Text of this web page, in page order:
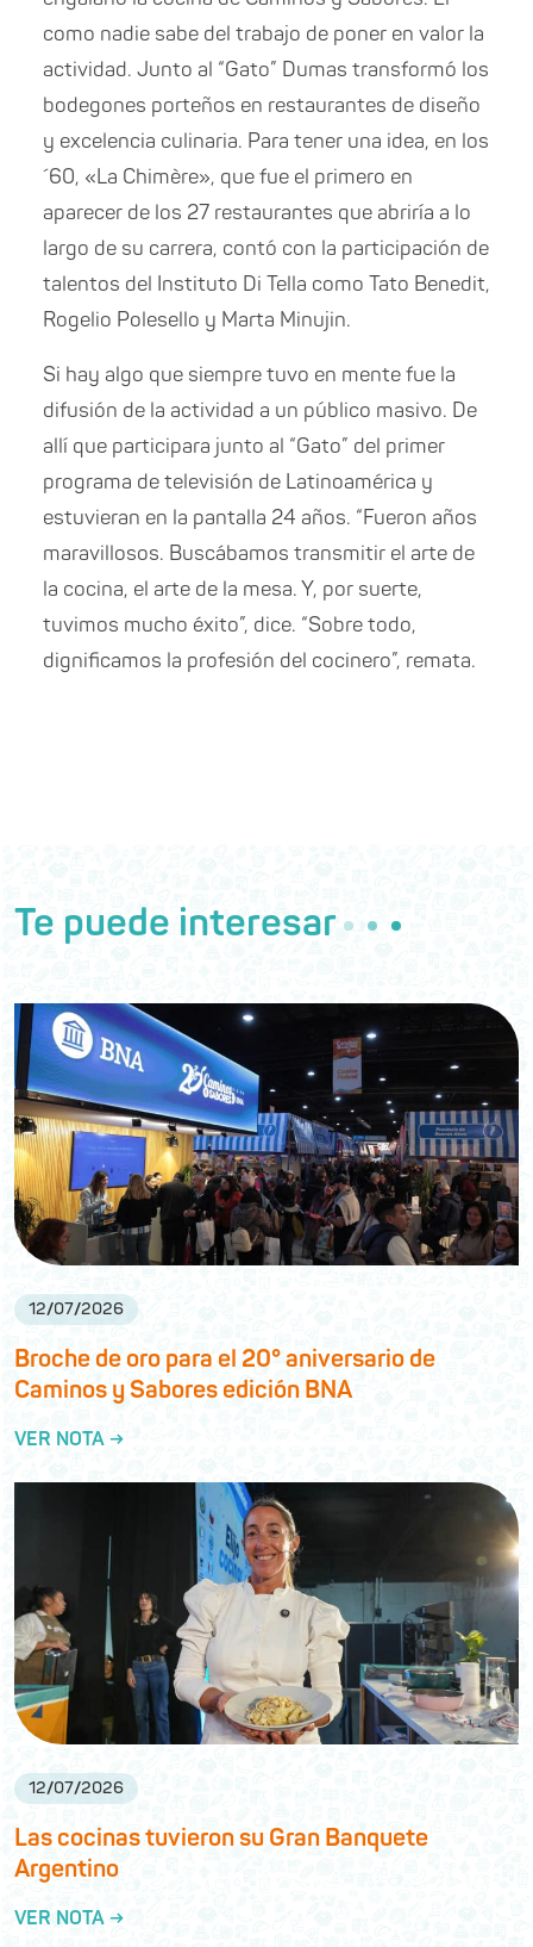
como nadie sabe del trabajo de poner en valor la
actividad. Junto al “Gato” Dumas transformó los
bodegones porteños en restaurantes de diseño
y excelencia culinaria. Para tener una idea, en los
´60, «La Chimère», que fue el primero en
aparecer de los 27 restaurantes que abriría a lo
largo de su carrera, contó con la participación de
talentos del Instituto Di Tella como Tato Benedit,
Rogelio Polesello y Marta Minujin.
Si hay algo que siempre tuvo en mente fue la
difusión de la actividad a un público masivo. De
allí que participara junto al “Gato” del primer
programa de televisión de Latinoamérica y
estuvieran en la pantalla 24 años. “Fueron años
maravillosos. Buscábamos transmitir el arte de
la cocina, el arte de la mesa. Y, por suerte,
tuvimos mucho éxito”, dice. “Sobre todo,
dignificamos la profesión del cocinero”, remata.
Te puede interesar
12/07/2026
Broche de oro para el 20° aniversario de
Caminos y Sabores edición BNA
VER NOTA →
12/07/2026
Las cocinas tuvieron su Gran Banquete
Argentino
VER NOTA →